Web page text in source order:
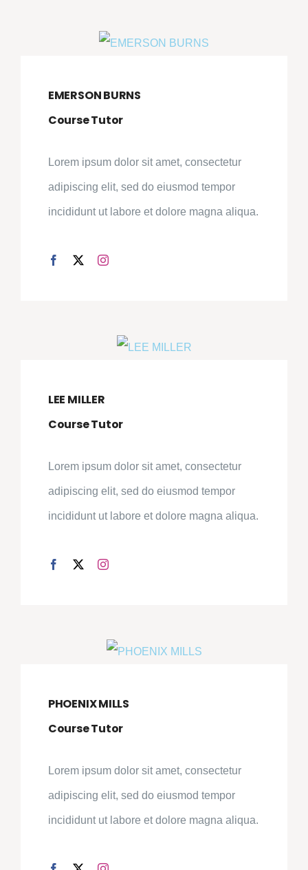
EMERSON BURNS
Course Tutor
Lorem ipsum dolor sit amet, consectetur
adipiscing elit, sed do eiusmod tempor
incididunt ut labore et dolore magna aliqua.
LEE MILLER
Course Tutor
Lorem ipsum dolor sit amet, consectetur
adipiscing elit, sed do eiusmod tempor
incididunt ut labore et dolore magna aliqua.
PHOENIX MILLS
Course Tutor
Lorem ipsum dolor sit amet, consectetur
adipiscing elit, sed do eiusmod tempor
incididunt ut labore et dolore magna aliqua.